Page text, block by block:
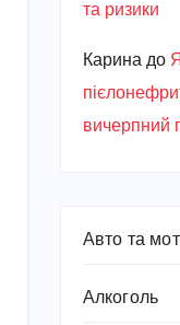
та ризики
Каринадо
вичерпний
Авто та
Алкоголь